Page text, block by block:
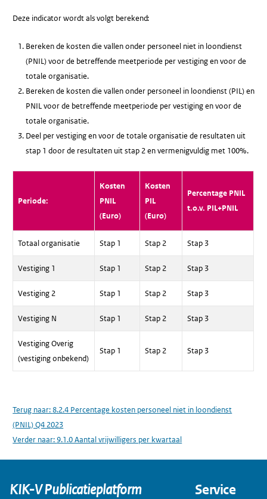
Deze indicator wordt als volgt berekend:
Bereken de kosten die vallen onder personeel niet in loondienst
(PNIL) voor de betreffende meetperiode per vestiging en voor de
totale organisatie.
Bereken de kosten die vallen onder personeel in loondienst (PIL) en
PNIL voor de betreffende meetperiode per vestiging en voor de
totale organisatie.
Deel per vestiging en voor de totale organisatie de resultaten uit
stap 1 door de resultaten uit stap 2 en vermenigvuldig met 100%.
Periode:
Kosten
PNIL
(Euro)
Kosten
PIL
(Euro)
Percentage PNIL
t.o.v. PIL+PNIL
Totaal organisatie Stap 1 Stap 2 Stap 3
Vestiging 1 Stap 1 Stap 2 Stap 3
Vestiging 2 Stap 1 Stap 2 Stap 3
Vestiging N Stap 1 Stap 2 Stap 3
Vestiging Overig
(vestiging onbekend)
Stap 1 Stap 2 Stap 3
Terug naar:8.2.4 Percentage kosten personeel niet in loondienst
(PNIL) Q4 2023
Verder naar: 9.1.0 Aantal vrijwilligers per kwartaal
KIK-V Publicatieplatform Service